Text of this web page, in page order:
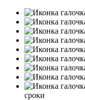
сроки